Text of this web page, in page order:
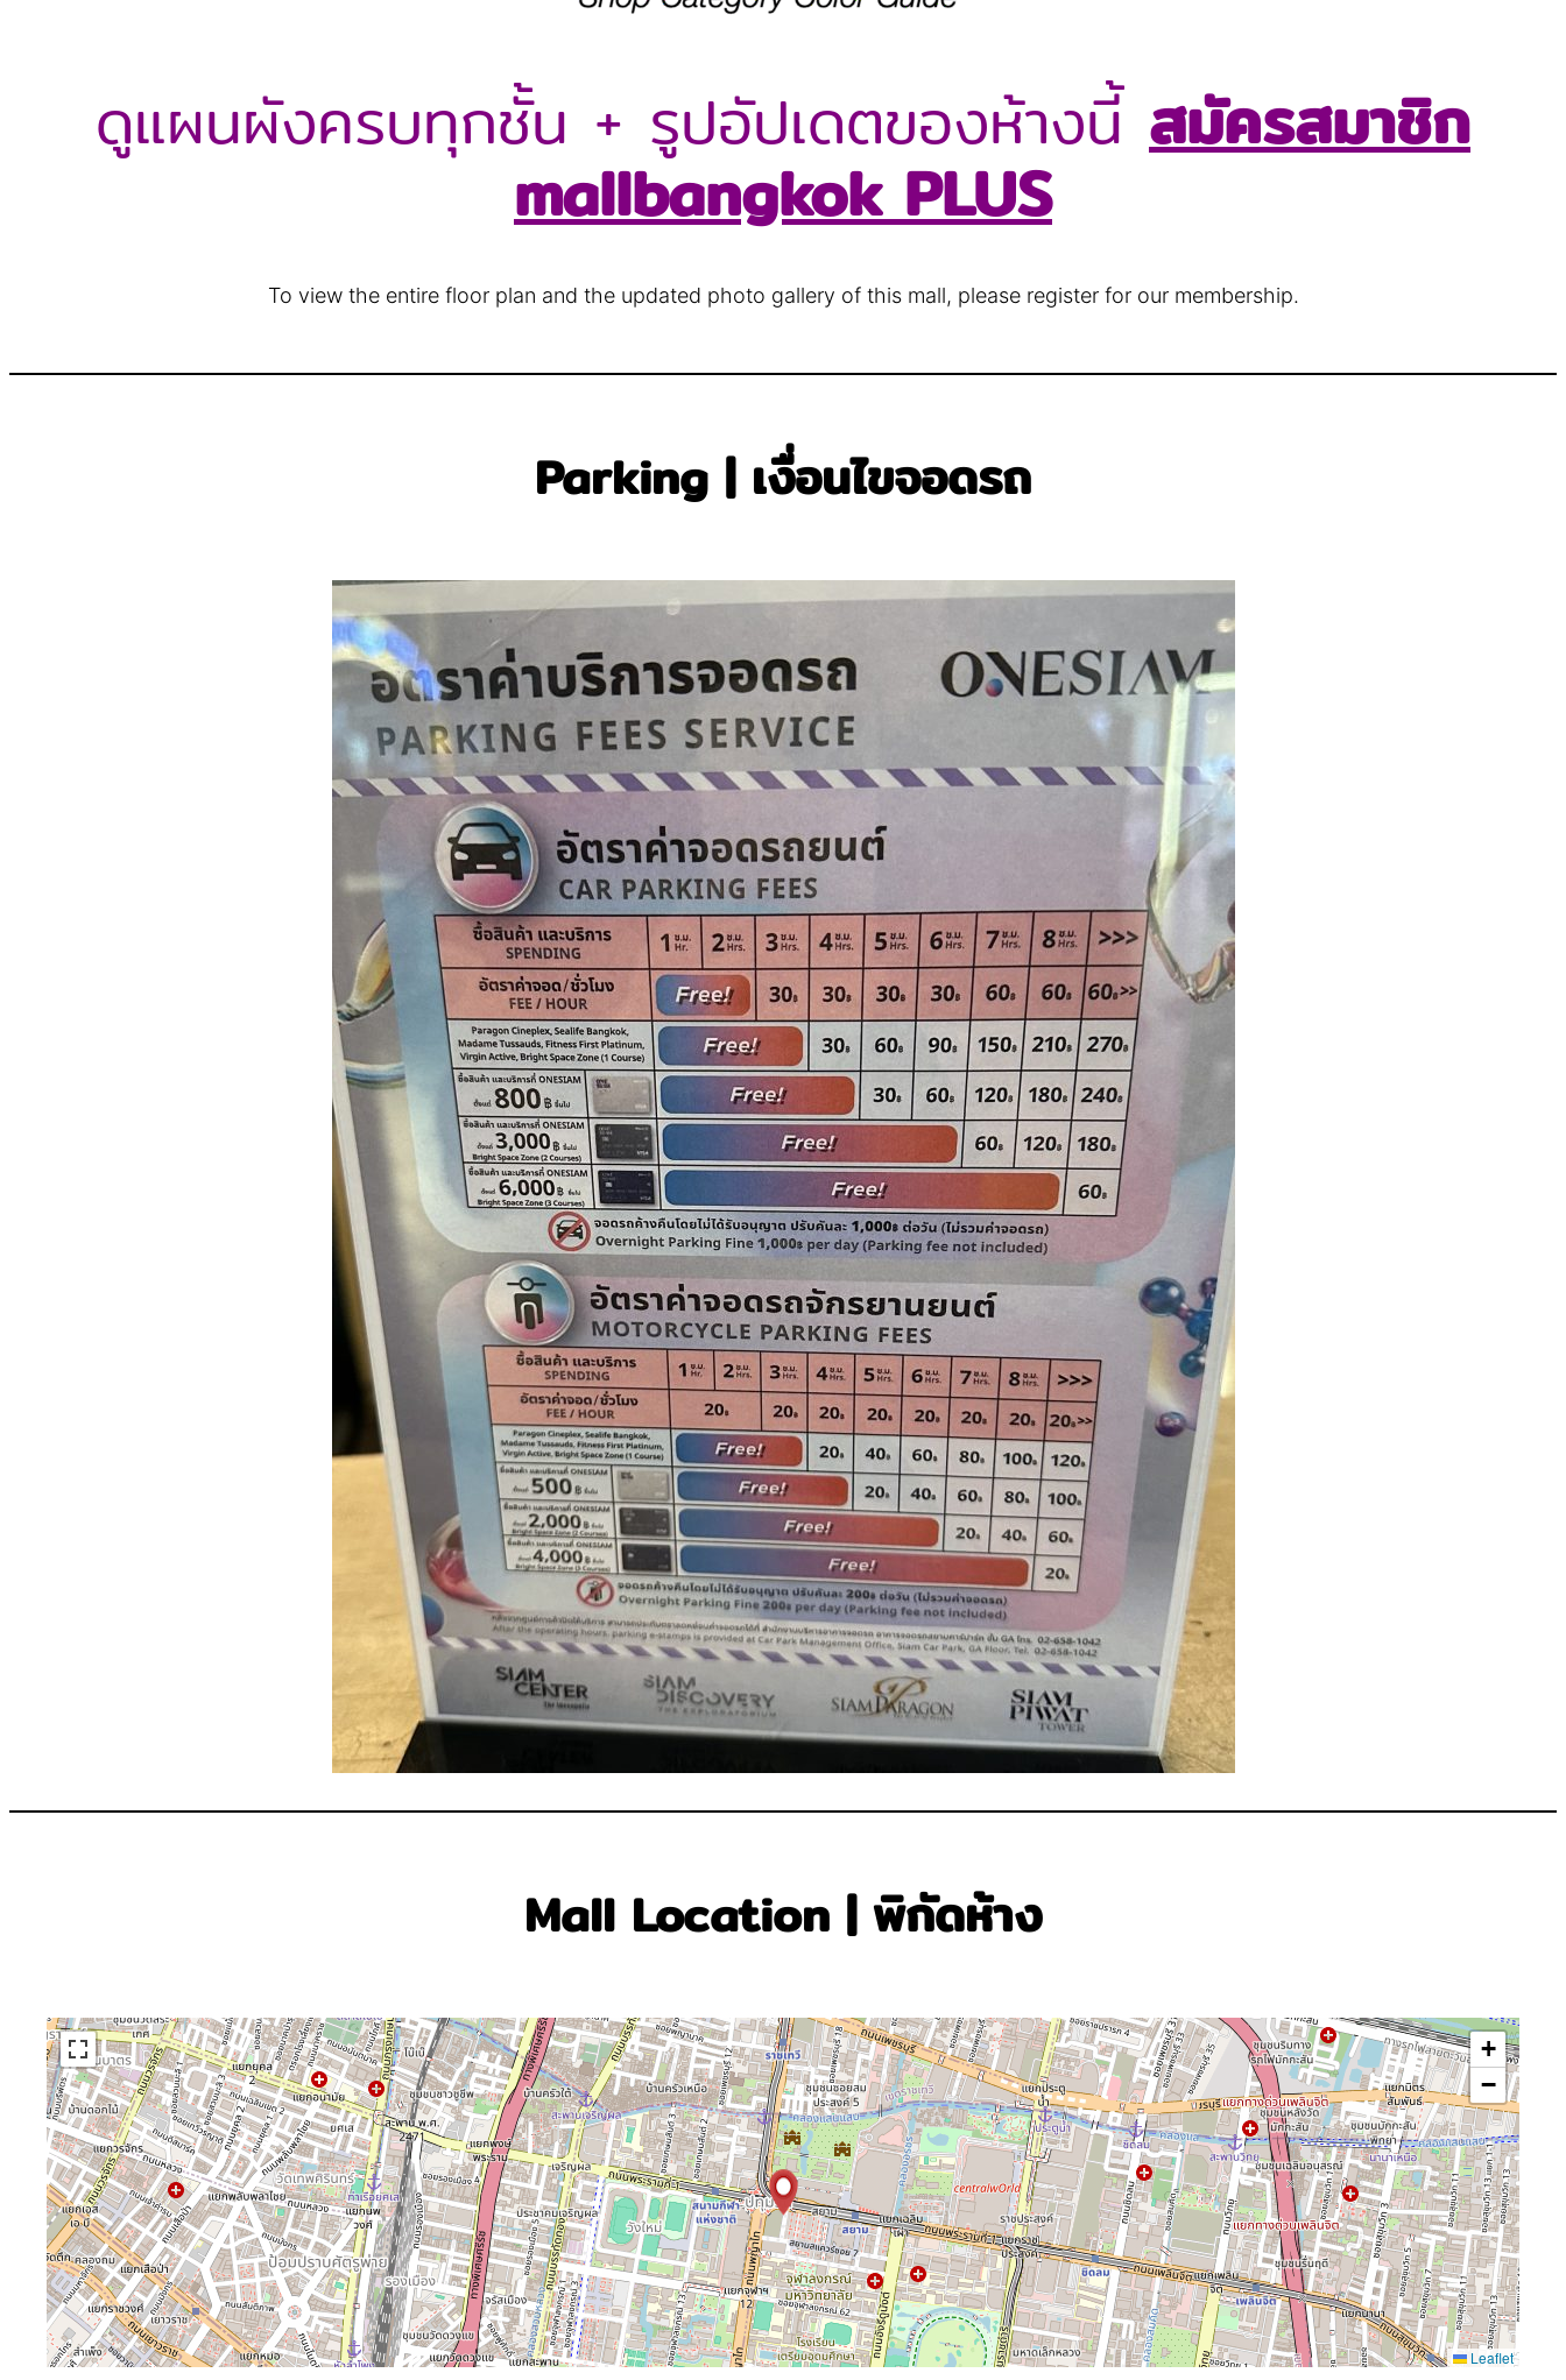
ดูแผนผังครบทุกชั้น + รูปอัปเดตของห้างนี้ สมัครสมาชิก
mallbangkok PLUS
To view the entire floor plan and the updated photo gallery of this mall, please register for our membership.
Parking | เงื่อนไขจอดรถ
Mall Location | พิกัดห้าง
+
−
Leaflet